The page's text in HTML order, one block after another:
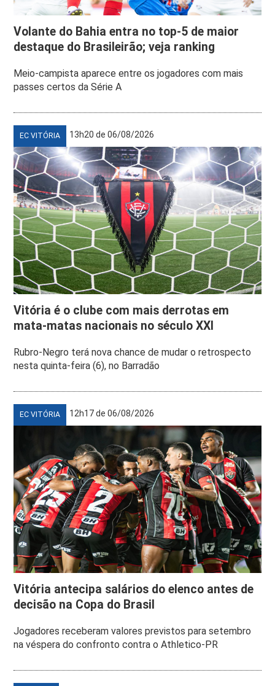
Volante do Bahia entra no top-5 de maior
destaque do Brasileirão; veja ranking
Meio-campista aparece entre os jogadores com mais
passes certos da Série A
EC VITÓRIA 13h20 de 06/08/2026
Vitória é o clube com mais derrotas em
mata-matas nacionais no século XXI
Rubro-Negro terá nova chance de mudar o retrospecto
nesta quinta-feira (6), no Barradão
EC VITÓRIA 12h17 de 06/08/2026
Vitória antecipa salários do elenco antes de
decisão na Copa do Brasil
Jogadores receberam valores previstos para setembro
na véspera do confronto contra o Athletico-PR